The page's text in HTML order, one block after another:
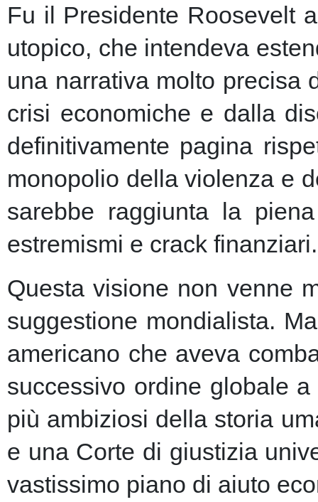
Fu il Presidente Roosevelt
utopico, che intendeva
una narrativa molto precisa
crisi economiche e dalla
definitivamente pagina
monopolio della violenza e
sarebbe raggiunta la
estremismi e crack finanziari.
Questa visione non venne
suggestione mondialista.
americano che aveva
successivo ordine globale
più ambiziosi della storia
e una Corte di giustizia
vastissimo piano di aiuto